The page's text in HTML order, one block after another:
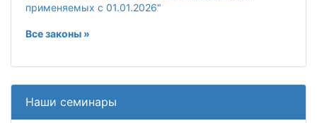
применяемых с 01.01.2026"
Все законы »
Наши семинары